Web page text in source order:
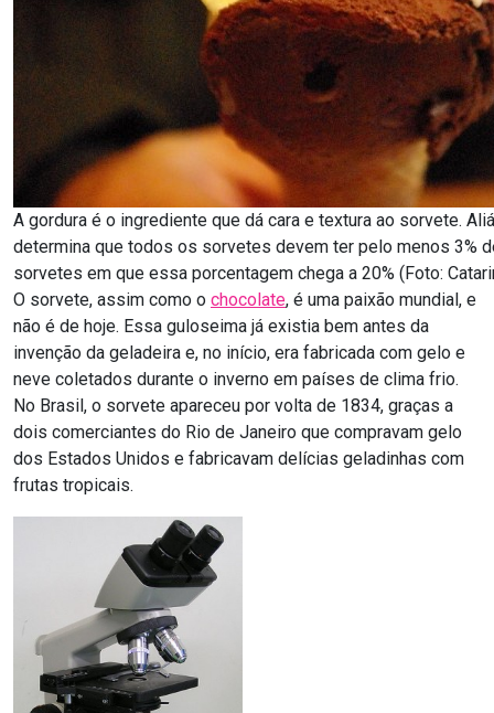
A gordura é o ingrediente que dá cara e textura ao sorvete.
determina que todos os sorvetes devem ter pelo menos 3%
sorvetes em que essa porcentagem chega a 20% (Foto:
O sorvete, assim como o chocolate, é uma paixão mundial, e
não é de hoje. Essa guloseima já existia bem antes da
invenção da geladeira e, no início, era fabricada com gelo e
neve coletados durante o inverno em países de clima frio.
No Brasil, o sorvete apareceu por volta de 1834, graças a
dois comerciantes do Rio de Janeiro que compravam gelo
dos Estados Unidos e fabricavam delícias geladinhas com
frutas tropicais.